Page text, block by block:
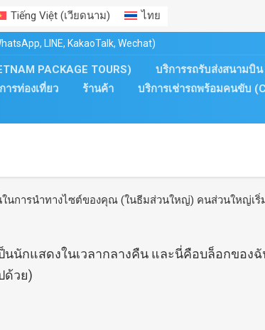
Tiếng Việt(เวียดนาม) ไทย
LINE, KakaoTalk, Wechat)
PACKAGE TOURS)
บริการรถรับส่งสนามบิน
ารท่องเที่ยว ร้านค้า บริการเช่ารถพร้อมคนขับ
การนำทางไซต์ของคุณ (ในธีมส่วนใหญ่) คนส่วนใหญ่เริ่
นักแสดงในเวลากลางคืน และนี่คือบล็อกของ
ด้วย)